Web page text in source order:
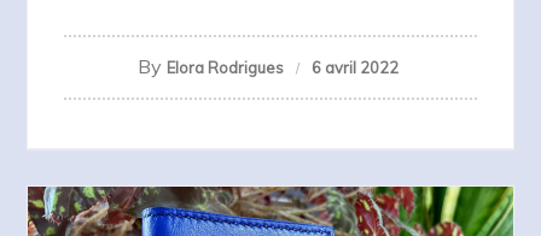
By Elora Rodrigues 6 avril 2022